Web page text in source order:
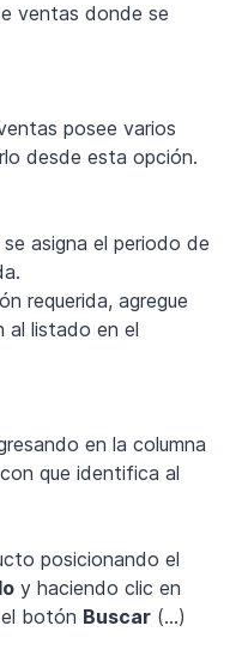
ventas donde se
posee varios
desde esta opción.
asigna el periodo de
requerida, agregue
al listado en el
en la columna
que identifica al
posicionando el
y haciendo clic en
botón Buscar (…)